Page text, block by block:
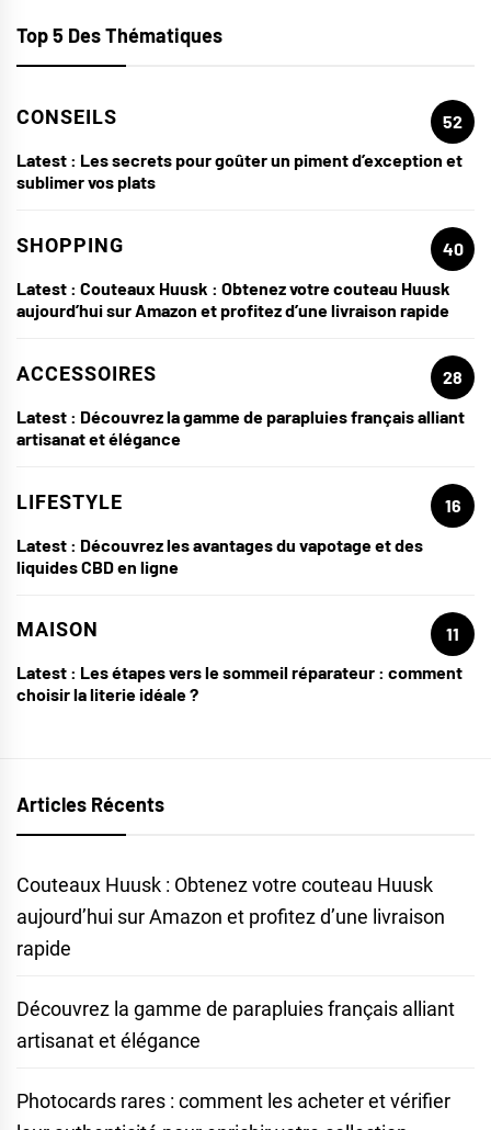
Top 5 Des Thématiques
CONSEILS
52
Latest : Les secrets pour goûter un piment d’exception et
sublimer vos plats
SHOPPING
40
Latest : Couteaux Huusk : Obtenez votre couteau Huusk
aujourd’hui sur Amazon et profitez d’une livraison rapide
ACCESSOIRES
28
Latest : Découvrez la gamme de parapluies français alliant
artisanat et élégance
LIFESTYLE
16
Latest : Découvrez les avantages du vapotage et des
liquides CBD en ligne
MAISON
11
Latest : Les étapes vers le sommeil réparateur : comment
choisir la literie idéale ?
Articles Récents
Couteaux Huusk : Obtenez votre couteau Huusk
aujourd’hui sur Amazon et profitez d’une livraison
rapide
Découvrez la gamme de parapluies français alliant
artisanat et élégance
Photocards rares : comment les acheter et vérifier